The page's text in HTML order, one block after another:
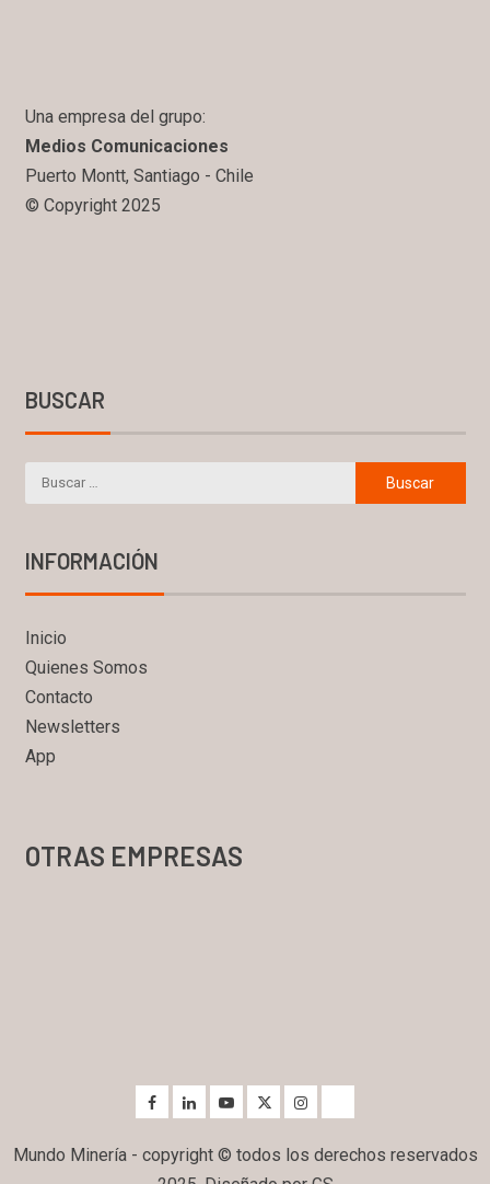
Una empresa del grupo:
Medios Comunicaciones
Puerto Montt, Santiago - Chile
© Copyright 2025
BUSCAR
INFORMACIÓN
Inicio
Quienes Somos
Contacto
Newsletters
App
OTRAS EMPRESAS
Mundo Minería - copyright © todos los derechos reservados